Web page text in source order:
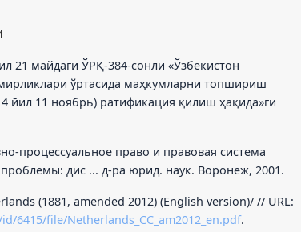
21 майдаги ЎРҚ-384-сонли «Ўзбекистон
ўртасида маҳкумларни топшириш
йил 11 ноябрь) ратификация қилиш ҳақида»ги
процессуальное право и правовая система
дис ... д-ра юрид. наук. Воронеж, 2001.
(1881, amended 2012) (English version)/ // URL:
file/Netherlands_CC_am2012_en.pdf.